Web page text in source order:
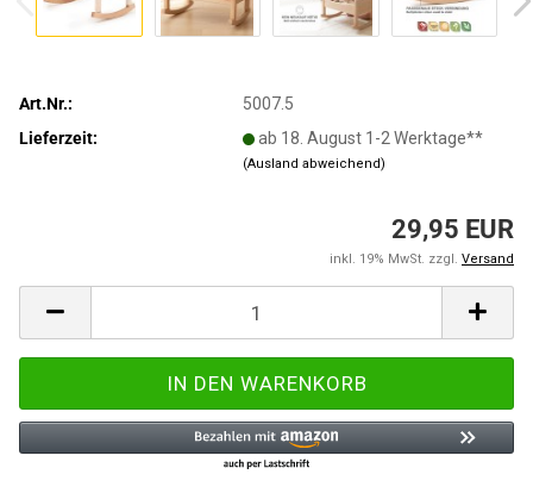
Art.Nr.:
5007.5
Lieferzeit:
ab 18. August 1-2 Werktage**
(Ausland abweichend)
29,95 EUR
inkl. 19% MwSt. zzgl. Versand